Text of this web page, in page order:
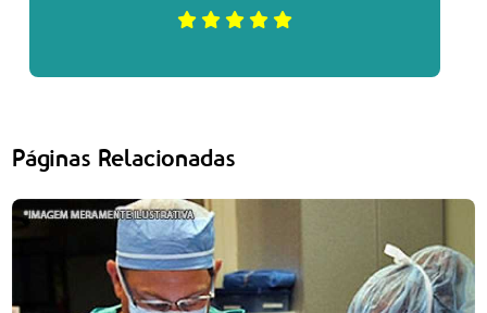
Páginas Relacionadas